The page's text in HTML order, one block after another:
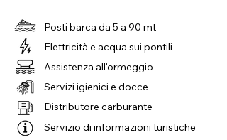
Posti barca da 5 a 90 mt
Elettricità e acqua sui pontili
Assistenza all'ormeggio
Servizi igienici e docce
Distributore carburante
Servizio di informazioni turistiche